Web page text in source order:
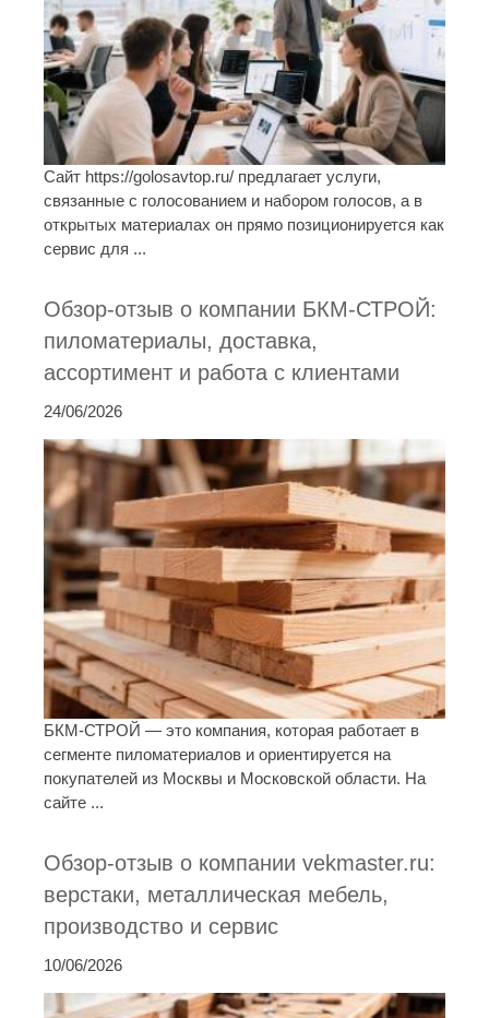
Сайт https://golosavtop.ru/ предлагает услуги,
связанные с голосованием и набором голосов, а в
открытых материалах он прямо позиционируется как
сервис для ...
Обзор-отзыв о компании БКМ-СТРОЙ:
пиломатериалы, доставка,
ассортимент и работа с клиентами
24/06/2026
БКМ-СТРОЙ — это компания, которая работает в
сегменте пиломатериалов и ориентируется на
покупателей из Москвы и Московской области. На
сайте ...
Обзор-отзыв о компании vekmaster.ru:
верстаки, металлическая мебель,
производство и сервис
10/06/2026